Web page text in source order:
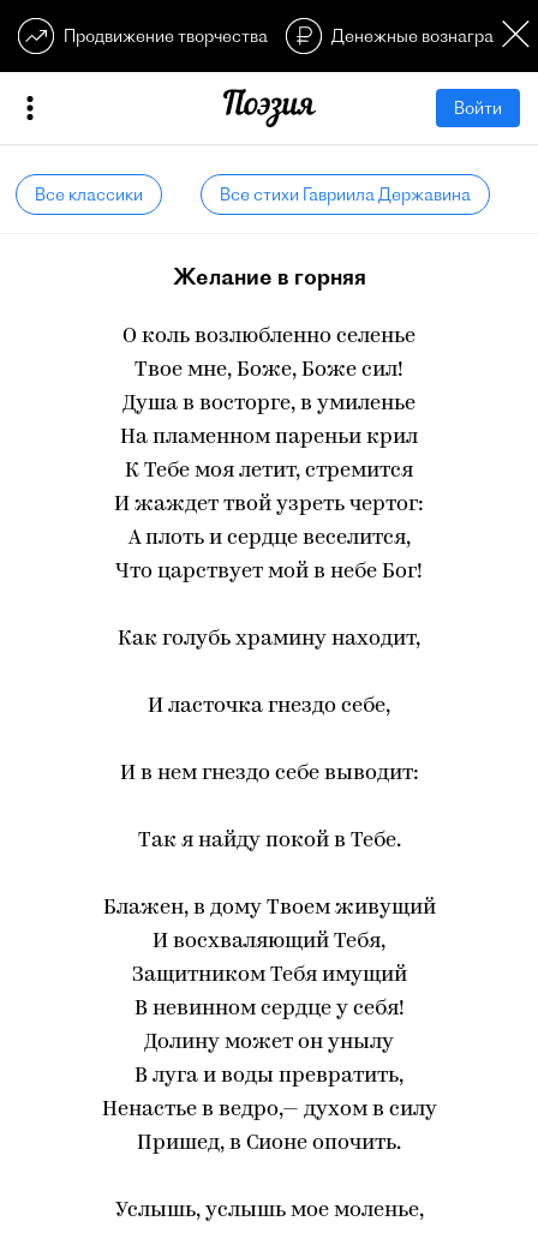
Продвижение творчества Денежные
Войти
Все классики Все стихи Гавриила Державина
Желание в горняя
О коль возлюбленно селенье
Твое мне, Боже, Боже сил!
Душа в восторге, в умиленье
На пламенном пареньи крил
К Тебе моя летит, стремится
И жаждет твой узреть чертог:
А плоть и сердце веселится,
Что царствует мой в небе Бог!
Как голубь храмину находит,
И ласточка гнездо себе,
И в нем гнездо себе выводит:
Так я найду покой в Тебе.
Блажен, в дому Твоем живущий
И восхваляющий Тебя,
Защитником Тебя имущий
В невинном сердце у себя!
Долину может он унылу
В луга и воды превратить,
Ненастье в ведро,— духом в силу
Пришед, в Сионе опочить.
Услышь, услышь мое моленье,